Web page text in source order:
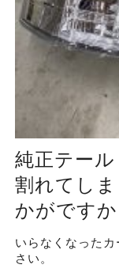
純正テール
割れてし
かがですか
いらなくなった
さい。